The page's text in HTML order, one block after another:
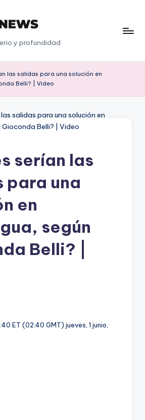
y profundidad
las salidas para una solución en
Belli? | Video
serían las
para una
en
según
Belli? |
ET (02:40 GMT) jueves, 1 junio,